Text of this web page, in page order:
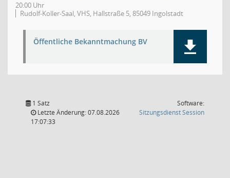
20:00 Uhr
Rudolf-Koller-Saal, VHS, Hallstraße 5, 85049 Ingolstadt
Öffentliche Bekanntmachung BV
1 Satz
Letzte Änderung: 07.08.2026
17:07:33
Software:
SitzungsdienstSession(Wird in